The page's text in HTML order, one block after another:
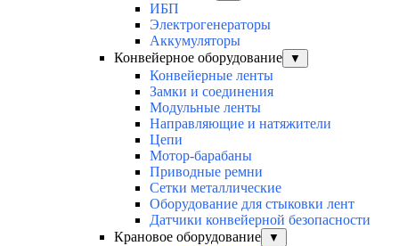
ИБП
Электрогенераторы
Аккумуляторы
Конвейерное оборудование
▼
Конвейерные ленты
Замки и соединения
Модульные ленты
Направляющие и натяжители
Цепи
Мотор-барабаны
Приводные ремни
Сетки металлические
Оборудование для стыковки лент
Датчики конвейерной безопасности
Крановое оборудование
▼